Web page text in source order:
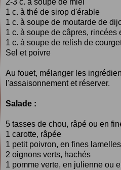
2-3 c. à soupe de miel
1 c. à thé de sirop d'érable
1 c. à soupe de moutarde de
1 c. à soupe de câpres, rincées
1 c. à soupe de relish de
Sel et poivre
Au fouet, mélanger les
l'assaisonnement et réserver.
Salade :
5 tasses de chou, râpé ou en
1 carotte, râpée
1 petit poivron, en fines lamelles
2 oignons verts, hachés
1 pomme verte, en julienne ou